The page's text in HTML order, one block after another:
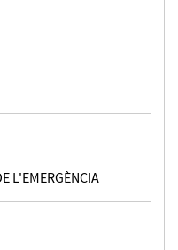
L'EMERGÈNCIA